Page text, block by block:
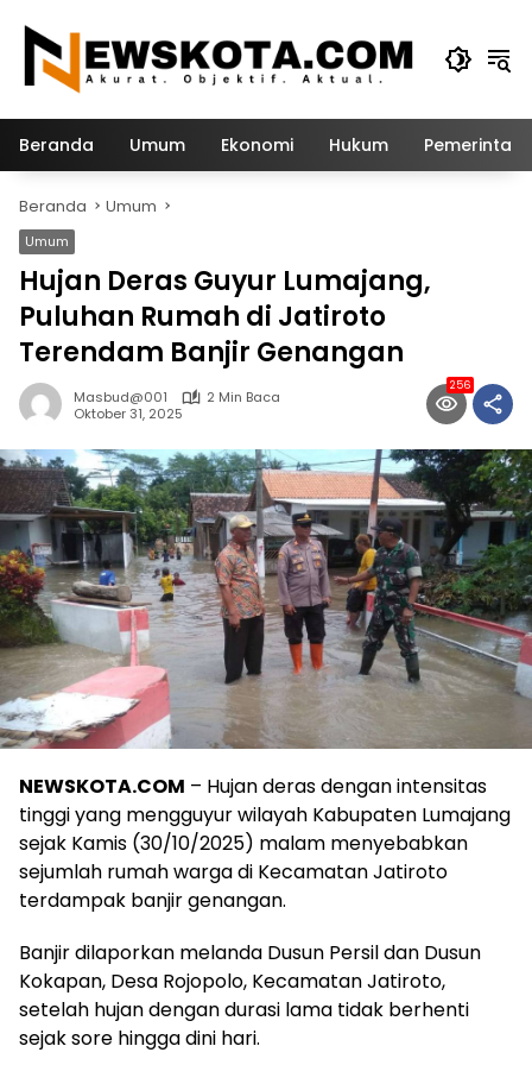
konten
Beranda Umum Ekonomi Hukum
Beranda Umum
Umum
Hujan Deras Guyur Lumajang,
Puluhan Rumah di Jatiroto
Terendam Banjir Genangan
Masbud@001
2 Min Baca
Oktober 31, 2025
256
NEWSKOTA.COM – Hujan deras dengan intensitas
tinggi yang mengguyur wilayah Kabupaten Lumajang
sejak Kamis (30/10/2025) malam menyebabkan
sejumlah rumah warga di Kecamatan Jatiroto
terdampak banjir genangan.
Banjir dilaporkan melanda Dusun Persil dan Dusun
Kokapan, Desa Rojopolo, Kecamatan Jatiroto,
setelah hujan dengan durasi lama tidak berhenti
sejak sore hingga dini hari.